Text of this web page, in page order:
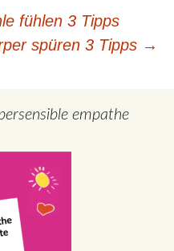
fühlen 3 Tipps
spüren 3 Tipps →
empathe